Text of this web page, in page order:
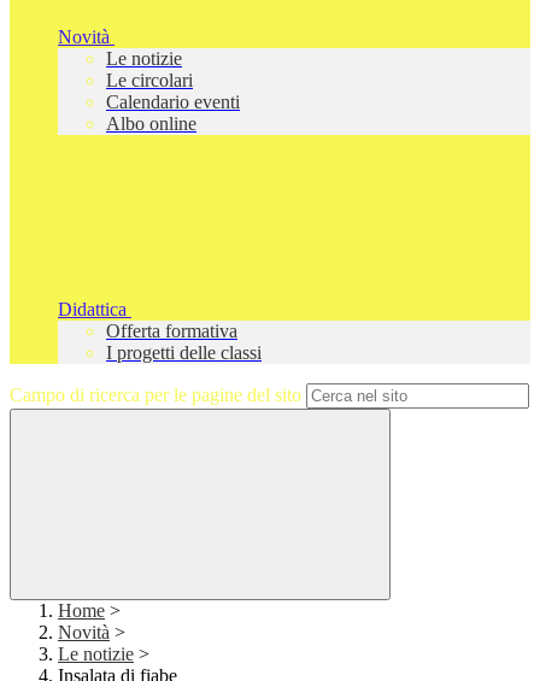
Novità
Le notizie
Le circolari
Calendario eventi
Albo online
Didattica
Offerta formativa
I progetti delle classi
Campo di ricerca per le pagine del sito
Home >
Novità >
Le notizie >
Insalata di fiabe